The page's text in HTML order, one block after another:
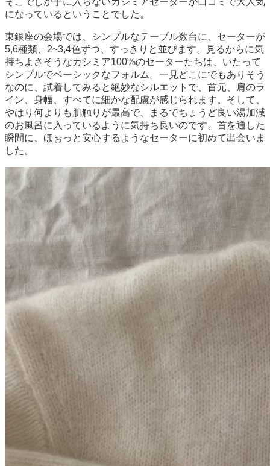
になっているということでした。
東銀座の会場では、シンプルなテーブル数台に、セーターが
5,6種類、2~3,4色ずつ、すっきりと並びます。見るからに気
持ちよさそうなカシミア100%のセーターたちは、いたって
シンプルでベーシックなフォルム。一見どこにでもありそう
なのに、試着してみると絶妙なシルエットで、首元、肩のラ
イン、身幅、すべてに細かな配慮が感じられます。そして、
やはり何よりも肌触りが最高で、まるでちょうど良い湯加減
のお風呂に入っているように気持ち良いのです。首を通した
瞬間に、ほぉっと安心するようなセーターに初めて出会いま
した。